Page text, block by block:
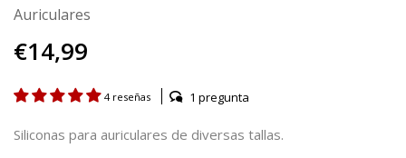
Auriculares
€14,99
4 reseñas 1 pregunta
Siliconas para auriculares de diversas tallas.